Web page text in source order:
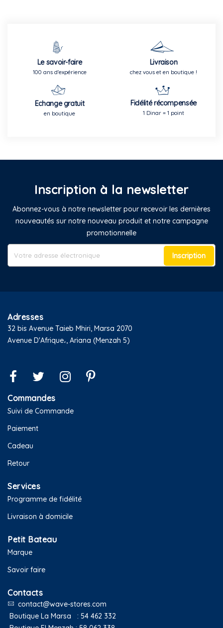
Le savoir-faire
100 ans d'expérience
Livraison
chez vous et en boutique !
Echange gratuit
en boutique
Fidélité récompensée
1 Dinar = 1 point
Inscription à la newsletter
Abonnez-vous à notre newsletter pour recevoir les dernières
nouveautés sur notre nouveau produit et notre campagne
promotionnelle
Inscription
Adresses
32 bis Avenue Taieb Mhiri, Marsa 2070
Avenue D'Afrique،, Ariana (Menzah 5)
Commandes
Suivi de Commande
Paiement
Cadeau
Retour
Services
Programme de fidélité
Livraison à domicile
Petit Bateau
Marque
Savoir faire
Contacts
contact@wave-stores.com
Boutique La Marsa : 54 462 332